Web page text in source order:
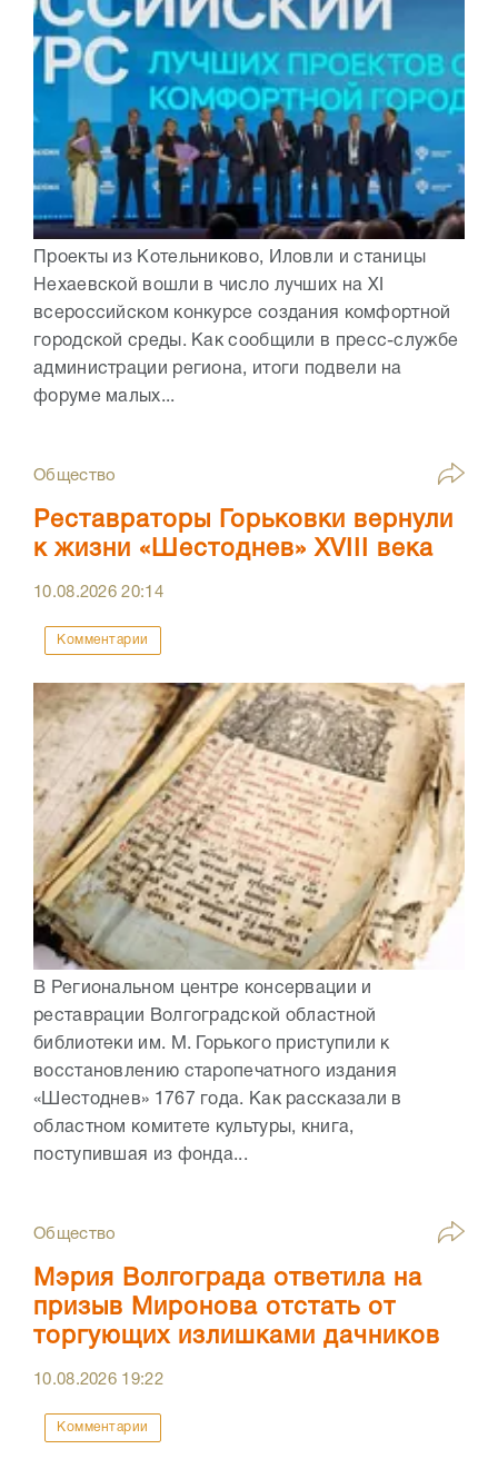
Проекты из Котельниково, Иловли и станицы
Нехаевской вошли в число лучших на XI
всероссийском конкурсе создания комфортной
городской среды. Как сообщили в пресс-службе
администрации региона, итоги подвели на
форуме малых...
Общество
Реставраторы Горьковки вернули
к жизни «Шестоднев» XVIII века
10.08.202620:14
Комментарии
В Региональном центре консервации и
реставрации Волгоградской областной
библиотеки им. М. Горького приступили к
восстановлению старопечатного издания
«Шестоднев» 1767 года. Как рассказали в
областном комитете культуры, книга,
поступившая из фонда...
Общество
Мэрия Волгограда ответила на
призыв Миронова отстать от
торгующих излишками дачников
10.08.2026 19:22
Комментарии